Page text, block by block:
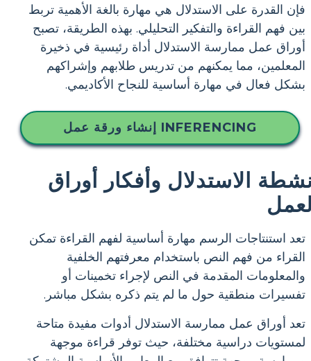
فإن القدرة على الاستدلال هي مهارة بالغة الأهمية تربط
بين فهم القراءة والتفكير التحليلي. بهذه الطريقة، تصبح
أوراق عمل ممارسة الاستدلال أداة رئيسية في ذخيرة
المعلمين، مما يمكنهم من تدريس طلابهم وإشراكهم
بشكل فعال في مهارة أساسية للنجاح الأكاديمي.
إنشاء ورقة عمل INFERENCING
الاستدلال وأفكار أوراق
تعد استنتاجات الرسم مهارة أساسية لفهم القراءة تمكن
القراء من فهم النص باستخدام معرفتهم الخلفية
والمعلومات المقدمة في النص لإجراء تخمينات أو
تفسيرات منطقية حول ما لم يتم ذكره بشكل مباشر.
تعد أوراق عمل ممارسة الاستدلال أدوات مفيدة متاحة
لمستويات دراسية مختلفة، حيث توفر قراءة موجهة